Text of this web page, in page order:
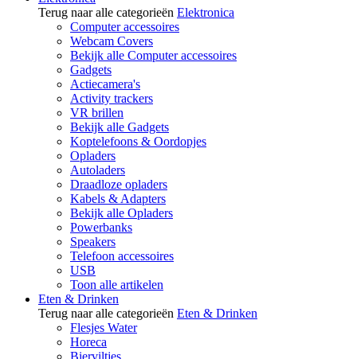
Terug naar alle categorieën Elektronica
Computer accessoires
Webcam Covers
Bekijk alle Computer accessoires
Gadgets
Actiecamera's
Activity trackers
VR brillen
Bekijk alle Gadgets
Koptelefoons & Oordopjes
Opladers
Autoladers
Draadloze opladers
Kabels & Adapters
Bekijk alle Opladers
Powerbanks
Speakers
Telefoon accessoires
USB
Toon alle artikelen
Eten & Drinken
Terug naar alle categorieën Eten & Drinken
Flesjes Water
Horeca
Bierviltjes